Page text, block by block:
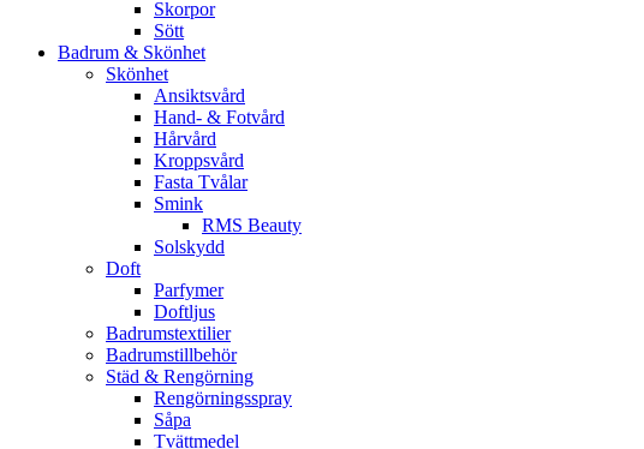
Skorpor
Sött
Badrum & Skönhet
Skönhet
Ansiktsvård
Hand- & Fotvård
Hårvård
Kroppsvård
Fasta Tvålar
Smink
RMS Beauty
Solskydd
Doft
Parfymer
Doftljus
Badrumstextilier
Badrumstillbehör
Städ & Rengörning
Rengörningsspray
Såpa
Tvättmedel